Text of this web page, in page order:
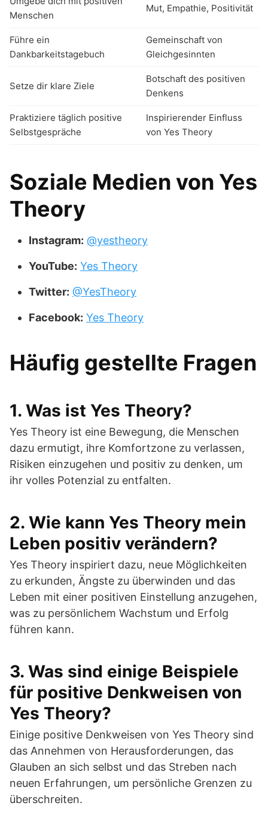
Menschen
Mut, Empathie, Positivität
Führe ein
Dankbarkeitstagebuch
Gemeinschaft von
Gleichgesinnten
Setze dir klare Ziele
Botschaft des positiven
Denkens
Praktiziere täglich positive
Selbstgespräche
Inspirierender Einfluss
von Yes Theory
Soziale Medien von Yes
Theory
Instagram: @yestheory
YouTube: Yes Theory
Twitter: @YesTheory
Facebook: Yes Theory
Häufig gestellte Fragen
1. Was ist Yes Theory?
Yes Theory ist eine Bewegung, die Menschen
dazu ermutigt, ihre Komfortzone zu verlassen,
Risiken einzugehen und positiv zu denken, um
ihr volles Potenzial zu entfalten.
2. Wie kann Yes Theory mein
Leben positiv verändern?
Yes Theory inspiriert dazu, neue Möglichkeiten
zu erkunden, Ängste zu überwinden und das
Leben mit einer positiven Einstellung anzugehen,
was zu persönlichem Wachstum und Erfolg
führen kann.
3. Was sind einige Beispiele
für positive Denkweisen von
Yes Theory?
Einige positive Denkweisen von Yes Theory sind
das Annehmen von Herausforderungen, das
Glauben an sich selbst und das Streben nach
neuen Erfahrungen, um persönliche Grenzen zu
überschreiten.